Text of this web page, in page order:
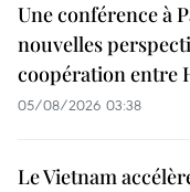
Une conférence à
nouvelles
coopération entre
05/08/2026 03:38
Le Vietnam